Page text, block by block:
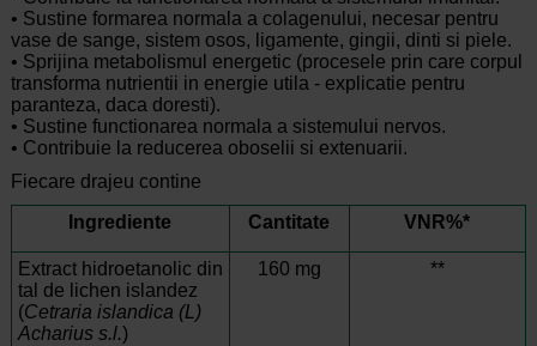
• Sustine formarea normala a colagenului, necesar pentru
vase de sange, sistem osos, ligamente, gingii, dinti si piele.
• Sprijina metabolismul energetic (procesele prin care corpul
transforma nutrientii in energie utila - explicatie pentru
paranteza, daca doresti).
• Sustine functionarea normala a sistemului nervos.
• Contribuie la reducerea oboselii si extenuarii.
Fiecare drajeu contine
Ingrediente
Cantitate VNR%*
Extract hidroetanolic din
tal de lichen islandez
(Cetraria islandica (L)
Acharius s.l.)
160 mg **